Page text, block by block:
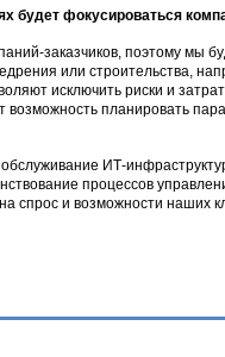
будет фокусироваться
заказчиков, поэтому мы
или строительства,
исключить риски и
возможность планировать
ИТ-
процессов
спрос и возможности наших